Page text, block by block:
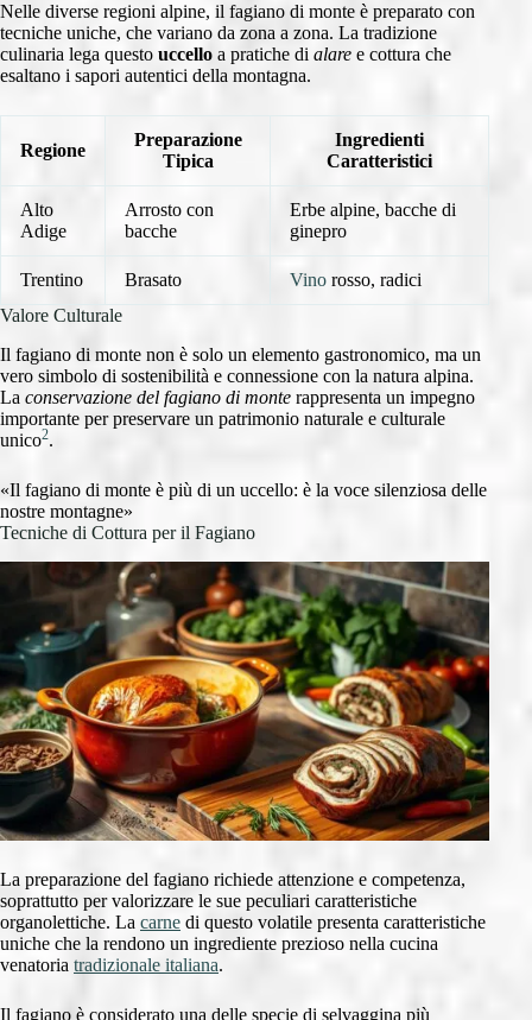
Nelle diverse regioni alpine, il fagiano di monte è preparato con
tecniche uniche, che variano da zona a zona. La tradizione
culinaria lega questo uccello a pratiche di alare e cottura che
esaltano i sapori autentici della montagna.
Regione
Preparazione
Tipica
Ingredienti
Caratteristici
Alto
Adige
Arrosto con
bacche
Erbe alpine, bacche di
ginepro
Trentino Brasato Vino rosso, radici
Valore Culturale
Il fagiano di monte non è solo un elemento gastronomico, ma un
vero simbolo di sostenibilità e connessione con la natura alpina.
La conservazione del fagiano di monte rappresenta un impegno
importante per preservare un patrimonio naturale e culturale
unico2.
«Il fagiano di monte è più di un uccello: è la voce silenziosa delle
nostre montagne»
Tecniche di Cottura per il Fagiano
La preparazione del fagiano richiede attenzione e competenza,
soprattutto per valorizzare le sue peculiari caratteristiche
organolettiche. La carne di questo volatile presenta caratteristiche
uniche che la rendono un ingrediente prezioso nella cucina
venatoria tradizionale italiana.
Il fagiano è considerato una delle specie di selvaggina più